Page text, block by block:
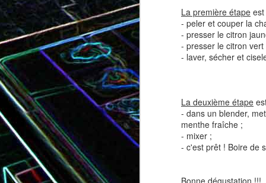
La première étape
- peler et couper la
- presser le citron
- presser le citron
- laver, sécher et
La deuxième étape
- dans un blender,
menthe fraîche ;
- mixer ;
- c'est prêt ! Boire de
Bonne dégustation !!!
Brownie au chocolat recouvert
de marshmallows fondus Tapenade verte aux